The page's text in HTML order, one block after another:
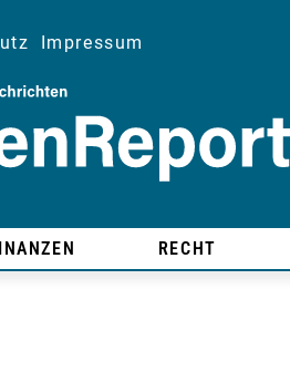
Impressum
RECHT